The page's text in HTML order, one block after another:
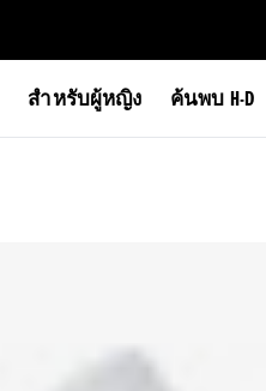
สำหรับผู้หญิง ค้นพบ H-D